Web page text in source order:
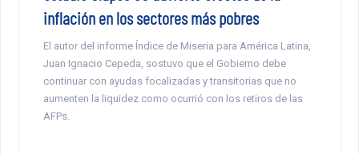
inflación en los sectores más pobres
El autor del informe Índice de Miseria para América Latina,
Juan Ignacio Cepeda, sostuvo que el Gobierno debe
continuar con ayudas focalizadas y transitorias que no
aumenten la liquidez como ocurrió con los retiros de las
AFPs.